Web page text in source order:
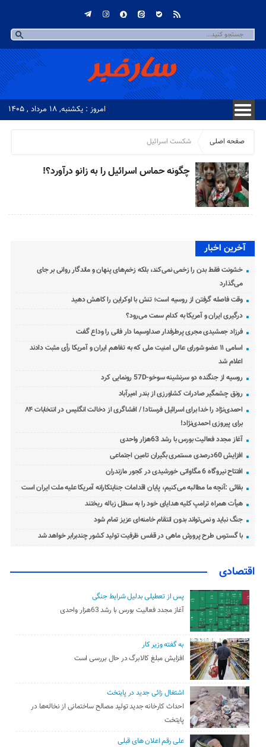
امروز : یکشنبه, ۱۸ مرداد , ۱۴۰۵
صفحه اصلی شکست اسرائیل
چگونه حماس اسرائیل را به زانو درآورد؟!
آخرین اخبار
خشونت فقط بدن را زخمی نمی‌کند، بلکه زخم‌های پنهان و ماندگار روانی بر جای
می‌گذارد
وقت فاصله گرفتن از روسیه است؛ تنش با اوکراین را کاهش دهید
درگیری ایران و آمریکا به کدام سمت می‌رود؟
فرزاد جمشیدی مجری پرطرفدار صداوسیما دار فانی را وداع گفت
اسامی ۱۱ عضو شورای عالی امنیت ملی که به تفاهم ایران و آمریکا رأی مثبت دادند
اعلام شد
روسیه از جنگنده دو سرنشینه سوخو-57D رونمایی کرد
رونق چشمگیر صادرات کشاورزی از بندر امیرآباد
احمدی‌نژاد را خدا برای اسرائیل فرستاد! / افشاگری از دخالت انگلیس در انتخابات ۸۴
برای پیروزی احمدی‌نژاد!
آغاز مجدد فعالیت بورس با رشد 63هزار واحدی
افزایش 60درصدی مستمری بگیران تامین اجتماعی
افتتاح نیروگاه 6 مگاواتی خورشیدی در کجور مازندران
بقائی :آنچه ما مطالبه می‌کنیم، پایان اقدامات جنایتکارانه آمریکا علیه ملت ایران است
هیأت همراه ترامپ کلیه هدایای خود را به سطل زباله ریختند
جنگ نباید و نمی‌تواند بدون انتقام خامنه‌ای عزیز تمام شود
با گسترس طرح پرورش ماهی در قفس ظرفیت تولید کشور چندبرابر خواهد شد
اقتصادی
پس از تعطیلی بدلیل شرایط جنگی
آغاز مجدد فعالیت بورس با رشد 63هزار واحدی
به گفته وزیر کار
افزایش مبلغ کالابرگ در حال بررسی است
اشتغال زائی جدید در پایتخت
احداث کارخانه جدید تولید مصالح ساختمانی از نخاله‌ها در
پایتخت
علی رقم اعلان های قبلی